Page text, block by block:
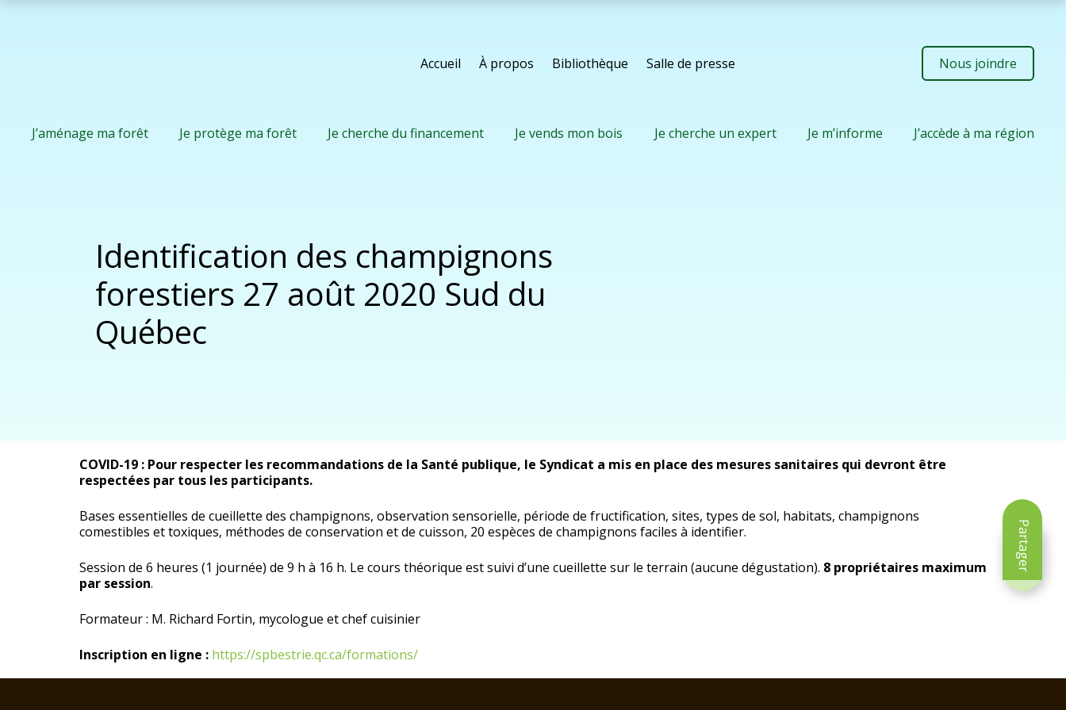
Accueil À propos Bibliothèque Salle de presse Nous joindre
J’aménage ma forêt Je protège ma forêt Je cherche du financement Je vends mon bois Je cherche un expert Je m’informe J’accède à ma région
Identification des champignons
forestiers 27 août 2020 Sud du
Québec
COVID-19 : Pour respecter les recommandations de la Santé publique, le Syndicat a mis en place des mesures sanitaires qui devront être
respectées par tous les participants.
Bases essentielles de cueillette des champignons, observation sensorielle, période de fructification, sites, types de sol, habitats, champignons
comestibles et toxiques, méthodes de conservation et de cuisson, 20 espèces de champignons faciles à identifier.
Session de 6 heures (1 journée) de 9 h à 16 h. Le cours théorique est suivi d’une cueillette sur le terrain (aucune dégustation). 8 propriétaires maximum
par session.
Formateur : M. Richard Fortin, mycologue et chef cuisinier
Inscription en ligne : https://spbestrie.qc.ca/formations/
Partager